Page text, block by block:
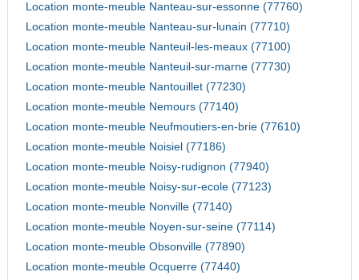
Location monte-meuble Nanteau-sur-essonne (77760)
Location monte-meuble Nanteau-sur-lunain (77710)
Location monte-meuble Nanteuil-les-meaux (77100)
Location monte-meuble Nanteuil-sur-marne (77730)
Location monte-meuble Nantouillet (77230)
Location monte-meuble Nemours (77140)
Location monte-meuble Neufmoutiers-en-brie (77610)
Location monte-meuble Noisiel (77186)
Location monte-meuble Noisy-rudignon (77940)
Location monte-meuble Noisy-sur-ecole (77123)
Location monte-meuble Nonville (77140)
Location monte-meuble Noyen-sur-seine (77114)
Location monte-meuble Obsonville (77890)
Location monte-meuble Ocquerre (77440)